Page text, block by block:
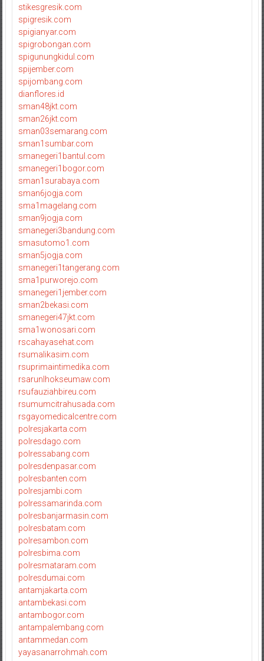
stikesgresik.com
spigresik.com
spigianyar.com
spigrobongan.com
spigunungkidul.com
spijember.com
spijombang.com
dianflores.id
sman48jkt.com
sman26jkt.com
sman03semarang.com
sman1sumbar.com
smanegeri1bantul.com
smanegeri1bogor.com
sman1surabaya.com
sman6jogja.com
sma1magelang.com
sman9jogja.com
smanegeri3bandung.com
smasutomo1.com
sman5jogja.com
smanegeri1tangerang.com
sma1purworejo.com
smanegeri1jember.com
sman2bekasi.com
smanegeri47jkt.com
sma1wonosari.com
rscahayasehat.com
rsumalikasim.com
rsuprimaintimedika.com
rsarunlhokseumaw.com
rsufauziahbireu.com
rsumumcitrahusada.com
rsgayomedicalcentre.com
polresjakarta.com
polresdago.com
polressabang.com
polresdenpasar.com
polresbanten.com
polresjambi.com
polressamarinda.com
polresbanjarmasin.com
polresbatam.com
polresambon.com
polresbima.com
polresmataram.com
polresdumai.com
antamjakarta.com
antambekasi.com
antambogor.com
antampalembang.com
antammedan.com
yayasanarrohmah.com